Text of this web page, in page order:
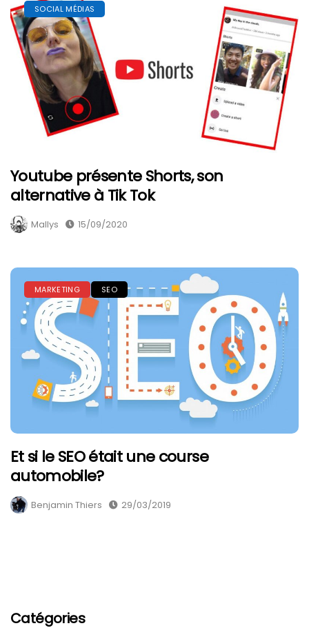
SOCIAL MÉDIAS
Youtube présente Shorts, son
alternative à Tik Tok
Mallys 15/09/2020
MARKETING SEO
Et si le SEO était une course
automobile?
Benjamin Thiers 29/03/2019
Catégories